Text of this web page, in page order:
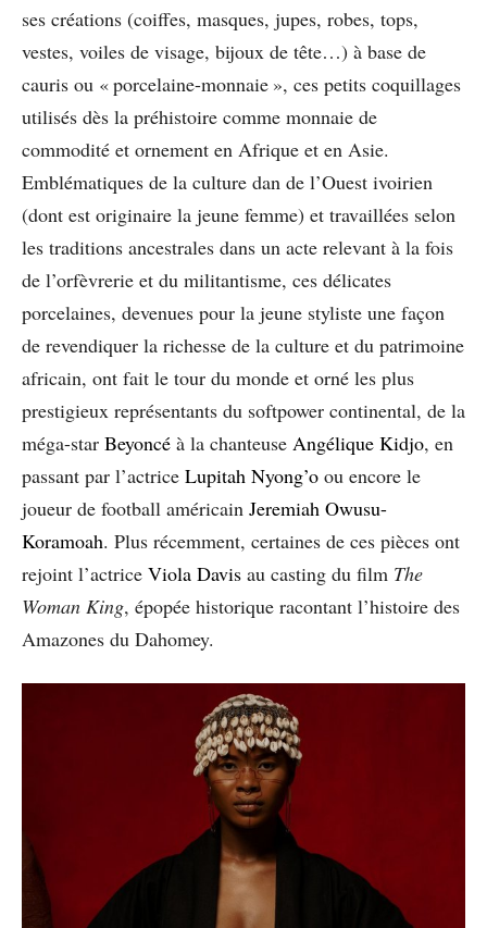
ses créations (coiffes, masques, jupes, robes, tops,
vestes, voiles de visage, bijoux de tête…) à base de
cauris ou « porcelaine-monnaie », ces petits coquillages
utilisés dès la préhistoire comme monnaie de
commodité et ornement en Afrique et en Asie.
Emblématiques de la culture dan de l’Ouest ivoirien
(dont est originaire la jeune femme) et travaillées selon
les traditions ancestrales dans un acte relevant à la fois
de l’orfèvrerie et du militantisme, ces délicates
porcelaines, devenues pour la jeune styliste une façon
de revendiquer la richesse de la culture et du patrimoine
africain, ont fait le tour du monde et orné les plus
prestigieux représentants du softpower continental, de la
méga-star Beyoncé à la chanteuse Angélique Kidjo, en
passant par l’actrice Lupitah Nyong’o ou encore le
joueur de football américain Jeremiah Owusu-
Koramoah. Plus récemment, certaines de ces pièces ont
rejoint l’actrice Viola Davis au casting du film The
Woman King, épopée historique racontant l’histoire des
Amazones du Dahomey.